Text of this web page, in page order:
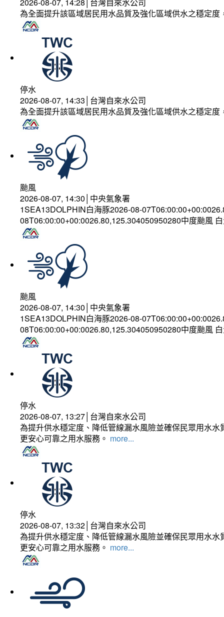
為全面提升該區域居民用水品質及強化區域供水之穩定
停水
2026-08-07, 14:33│台灣自來水公司
為全面提升該區域居民用水品質及強化區域供水之穩定
颱風
2026-08-07, 14:30│中央氣象署
1SEA13DOLPHIN白海豚2026-08-
08T06:00:00+00:0026.80,125.304050950280中度颱風
颱風
2026-08-07, 14:30│中央氣象署
1SEA13DOLPHIN白海豚2026-08-
08T06:00:00+00:0026.80,125.304050950280中度颱風
停水
2026-08-07, 13:27│台灣自來水公司
為提升供水穩定度、降低管線漏水風險並確保民眾用水
更安心可靠之用水服務。 more...
停水
2026-08-07, 13:32│台灣自來水公司
為提升供水穩定度、降低管線漏水風險並確保民眾用水
更安心可靠之用水服務。 more...